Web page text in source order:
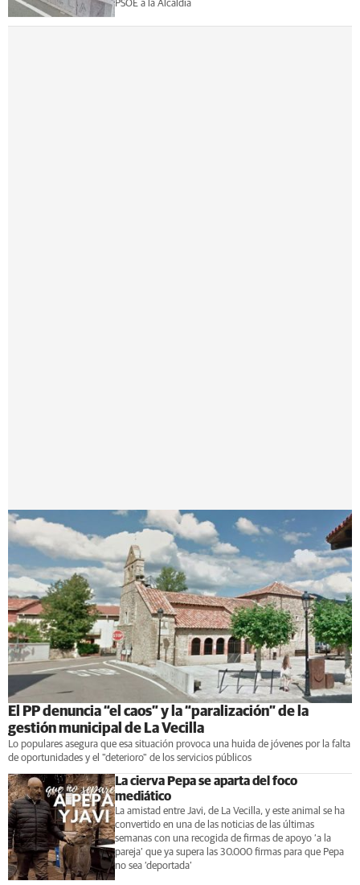
PSOE a la Alcaldía
El PP denuncia “el caos” y la “paralización” de la
gestión municipal de La Vecilla
Lo populares asegura que esa situación provoca una huida de jóvenes por la falta
de oportunidades y el "deterioro" de los servicios públicos
La cierva Pepa se aparta del foco
mediático
La amistad entre Javi, de La Vecilla, y este animal se ha
convertido en una de las noticias de las últimas
semanas con una recogida de firmas de apoyo ‘a la
pareja’ que ya supera las 30.000 firmas para que Pepa
no sea ‘deportada’